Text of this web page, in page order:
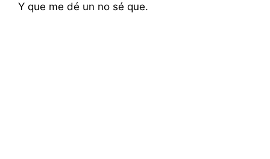
Y que me dé un no sé que.